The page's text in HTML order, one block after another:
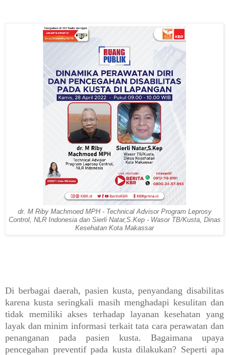
dr. M Riby Machmoed MPH - Technical Advisor Program Leprosy
Control, NLR Indonesia dan Sierli Natar,S.Kep - Wasor TB/Kusta, Dinas
Kesehatan Kota Makassar
Di berbagai daerah, pasien kusta, penyandang disabilitas
karena kusta seringkali masih menghadapi kesulitan dan
tidak memiliki akses terhadap layanan kesehatan yang
layak dan minim informasi terkait tata cara perawatan dan
penanganan pada pasien kusta. Bagaimana upaya
pencegahan preventif pada kusta dilakukan? Seperti apa